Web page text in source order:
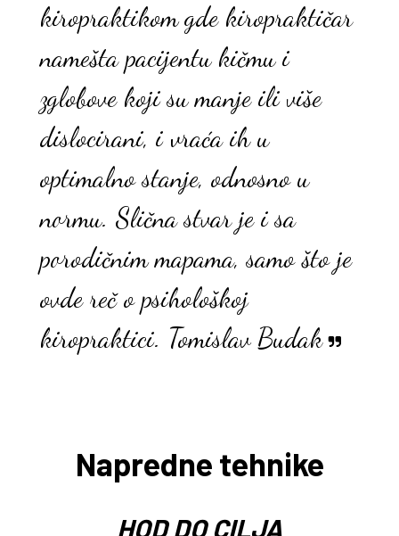
kiropraktikom gde kiropraktičar
namešta pacijentu kičmu i
zglobove koji su manje ili više
dislocirani, i vraća ih u
optimalno stanje, odnosno u
normu. Slična stvar je i sa
porodičnim mapama, samo što je
ovde reč o psihološkoj
kiropraktici. Tomislav Budak
Napredne tehnike
HOD DO CILJA